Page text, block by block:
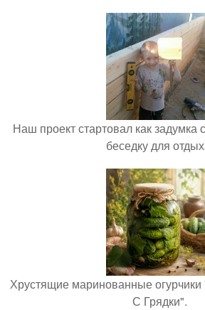
Наш проект стартовал как задумка
беседку для
Хрустящие маринованные
С Грядки".